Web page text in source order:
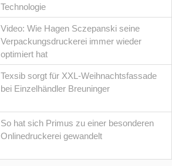
Technologie
Video: Wie Hagen Sczepanski seine
Verpackungsdruckerei immer wieder
optimiert hat
Texsib sorgt für XXL-Weihnachtsfassade
bei Einzelhändler Breuninger
So hat sich Primus zu einer besonderen
Onlinedruckerei gewandelt